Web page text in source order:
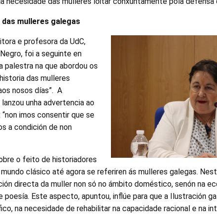
mulleres galegas
e profesora da UdC,
foi a seguinte en
palestra na que abordou os
das mulleres
nosos días”. A
unha advertencia ao
imos consentir que se
a condición de non
o feito de historiadores
clásico até agora se referiren ás mulleres galegas.
directa da muller non só no ámbito doméstico, senón na
poesía. Este aspecto, apuntou, inflúe para que a Ilustración
na necesidade de rehabilitar na capacidade racional e na